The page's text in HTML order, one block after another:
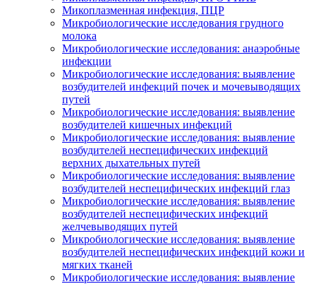
Микоплазменная инфекция, ПЦР
Микробиологические исследования грудного
молока
Микробиологические исследования: анаэробные
инфекции
Микробиологические исследования: выявление
возбудителей инфекций почек и мочевыводящих
путей
Микробиологические исследования: выявление
возбудителей кишечных инфекций
Микробиологические исследования: выявление
возбудителей неспецифических инфекций
верхних дыхательных путей
Микробиологические исследования: выявление
возбудителей неспецифических инфекций глаз
Микробиологические исследования: выявление
возбудителей неспецифических инфекций
желчевыводящих путей
Микробиологические исследования: выявление
возбудителей неспецифических инфекций кожи и
мягких тканей
Микробиологические исследования: выявление